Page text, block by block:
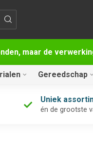
maar de
Gereedschap
Uniek
én de grootste